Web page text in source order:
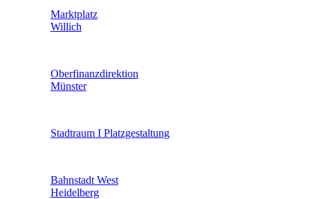
Marktplatz
Willich
Oberfinanzdirektion
Münster
Stadtraum I Platzgestaltung
Bahnstadt West
Heidelberg